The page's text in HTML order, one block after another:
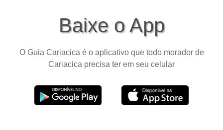
Baixe o App
O Guia Cariacica é o aplicativo que todo morador de
Cariacica precisa ter em seu celular